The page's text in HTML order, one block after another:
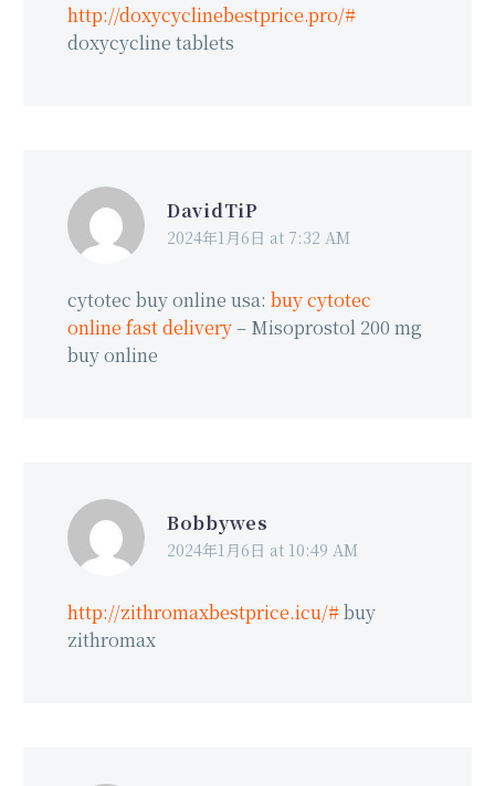
http://doxycyclinebestprice.pro/#
doxycycline tablets
DavidTiP
2024年1月6日 at 7:32 AM
cytotec buy online usa: buy cytotec
online fast delivery– Misoprostol 200 mg
buy online
Bobbywes
2024年1月6日 at 10:49 AM
http://zithromaxbestprice.icu/# buy
zithromax